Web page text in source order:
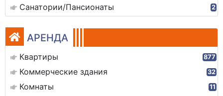
Санатории/Пансионаты 2
АРЕНДА
Квартиры 877
Коммерческие здания 32
Комнаты 11